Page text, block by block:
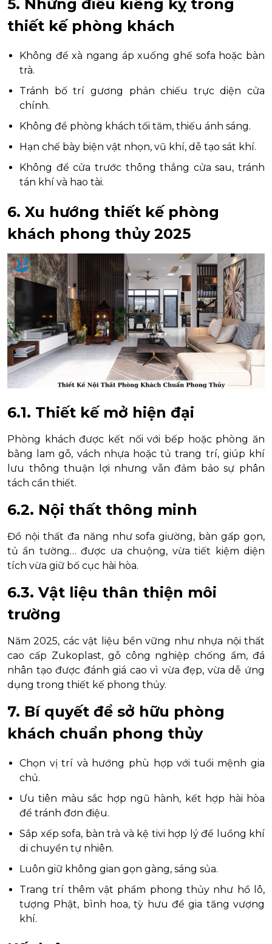
5. Những điều kiêng kỵ trong
thiết kế phòng khách
Không để xà ngang áp xuống ghế sofa hoặc bàn
trà.
Tránh bố trí gương phản chiếu trực diện cửa
chính.
Không để phòng khách tối tăm, thiếu ánh sáng.
Hạn chế bày biện vật nhọn, vũ khí, dễ tạo sát khí.
Không để cửa trước thông thẳng cửa sau, tránh
tán khí và hao tài.
6. Xu hướng thiết kế phòng
khách phong thủy 2025
6.1. Thiết kế mở hiện đại
Phòng khách được kết nối với bếp hoặc phòng ăn
bằng lam gỗ, vách nhựa hoặc tủ trang trí, giúp khí
lưu thông thuận lợi nhưng vẫn đảm bảo sự phân
tách cần thiết.
6.2. Nội thất thông minh
Đồ nội thất đa năng như sofa giường, bàn gấp gọn,
tủ ẩn tường… được ưa chuộng, vừa tiết kiệm diện
tích vừa giữ bố cục hài hòa.
6.3. Vật liệu thân thiện môi
trường
Năm 2025, các vật liệu bền vững như nhựa nội thất
cao cấp Zukoplast, gỗ công nghiệp chống ẩm, đá
nhân tạo được đánh giá cao vì vừa đẹp, vừa dễ ứng
dụng trong thiết kế phong thủy.
7. Bí quyết để sở hữu phòng
khách chuẩn phong thủy
Chọn vị trí và hướng phù hợp với tuổi mệnh gia
chủ.
Ưu tiên màu sắc hợp ngũ hành, kết hợp hài hòa
để tránh đơn điệu.
Sắp xếp sofa, bàn trà và kệ tivi hợp lý để luồng khí
di chuyển tự nhiên.
Luôn giữ không gian gọn gàng, sáng sủa.
Trang trí thêm vật phẩm phong thủy như hồ lô,
tượng Phật, bình hoa, tỳ hưu để gia tăng vượng
khí.